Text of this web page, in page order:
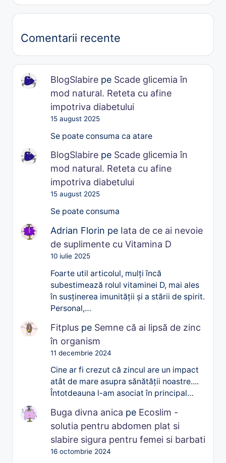
Comentarii recente
BlogSlabirepe Scade glicemia în
mod natural. Reteta cu afine
impotriva diabetului
15 august 2025
Se poate consuma ca atare
BlogSlabirepe Scade glicemia în
mod natural. Reteta cu afine
impotriva diabetului
15 august 2025
Se poate consuma
Adrian Florin pe Iata de ce ai nevoie
de suplimente cu Vitamina D
10 iulie 2025
Foarte util articolul, mulți încă
subestimează rolul vitaminei D, mai ales
în susținerea imunității și a stării de spirit.
Personal,…
Fitpluspe Semne că ai lipsă de zinc
în organism
11 decembrie 2024
Cine ar fi crezut că zincul are un impact
atât de mare asupra sănătății noastre....
Întotdeauna l-am asociat în principal…
Buga divna anica pe Ecoslim -
solutia pentru abdomen plat si
slabire sigura pentru femei si barbati
16 octombrie 2024